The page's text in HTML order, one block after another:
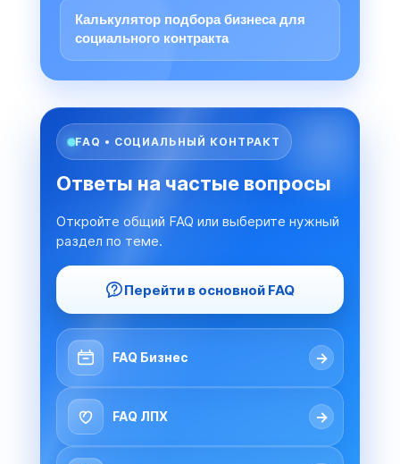
Калькулятор подбора бизнеса для
социального контракта
FAQ • СОЦИАЛЬНЫЙ КОНТРАКТ
Ответы на частые вопросы
Откройте общий FAQ или выберите нужный
раздел по теме.
Перейти в основной FAQ
FAQ Бизнес →
FAQ ЛПХ →